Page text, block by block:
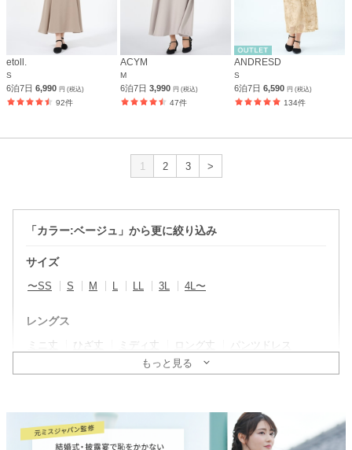
etoll.
S
6泊7日 6,990 円 (税込)
92件
ACYM
M
6泊7日3,990円 (税込)
47件
ANDRESD
S
6泊7日6,590円 (税込)
134件
1 2 3 >
「カラー:ベージュ」から更に絞り込み
サイズ
〜SS S M L LL 3L 4L〜
レングス
ミニ丈 ひざ丈 ミディ丈 ロング丈 パンツドレス
ドレスタイプ
もっと見る